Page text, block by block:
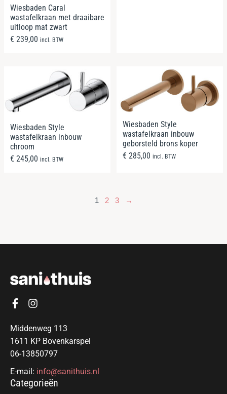
Wiesbaden Caral
wastafelkraan met draaibare
uitloop mat zwart
€ 239,00 incl. BTW
Wiesbaden Style
wastafelkraan inbouw
chroom
€ 245,00 incl. BTW
Wiesbaden Style
wastafelkraan inbouw
geborsteld brons koper
€ 285,00 incl. BTW
1 2 3 →
Middenweg 113
1611 KP Bovenkarspel
06-13850797
E-mail: info@sanithuis.nl
Categorieën